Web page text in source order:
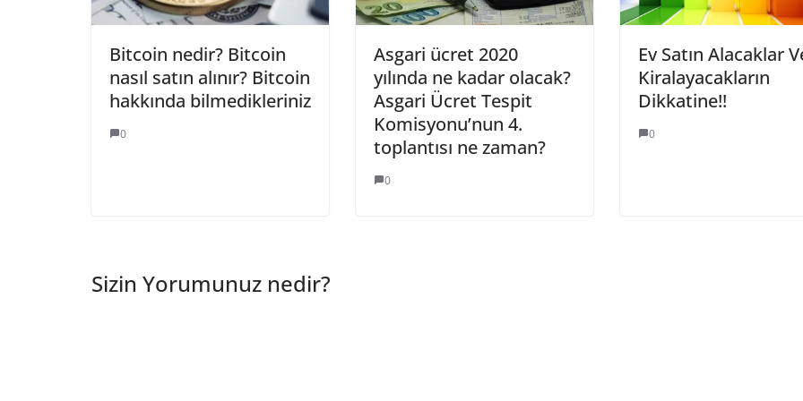
Bitcoin nedir? Bitcoin
nasıl satın alınır? Bitcoin
hakkında bilmedikleriniz
0
Asgari ücret 2020
yılında ne kadar olacak?
Asgari Ücret Tespit
Komisyonu’nun 4.
toplantısı ne zaman?
0
Ev Satın Alacaklar
Kiralayacakların
Dikkatine!!
0
Sizin Yorumunuz nedir?